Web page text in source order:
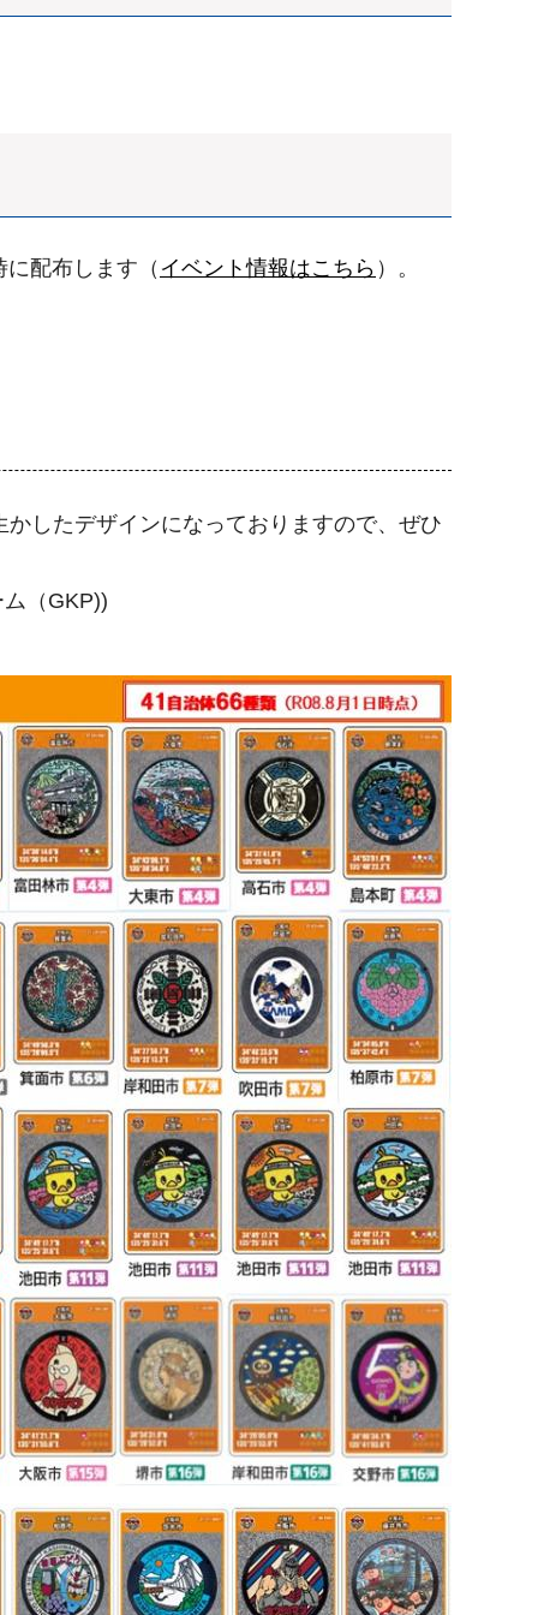
配布します（ イベント情報はこちら ）。
したデザインになっておりますので、ぜひ
ム（GKP))